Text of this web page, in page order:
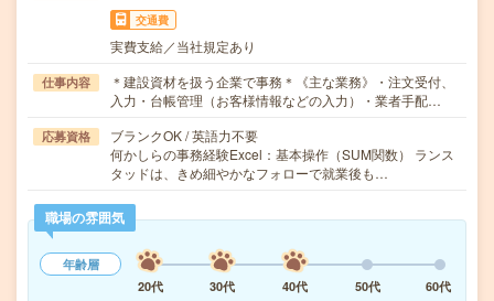
交通費
実費支給／当社規定あり
仕事内容
＊建設資材を扱う企業で事務＊《主な業務》・注文受付、
入力・台帳管理（お客様情報などの入力）・業者手配…
応募資格
ブランクOK / 英語力不要
何かしらの事務経験Excel：基本操作（SUM関数） ランス
タッドは、きめ細やかなフォローで就業後も…
職場の雰囲気
年齢層
20代
30代 40代 50代
60代